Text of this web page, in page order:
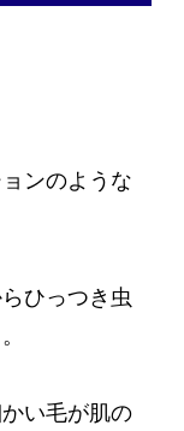
ンのような
ひっつき虫
い毛が肌の